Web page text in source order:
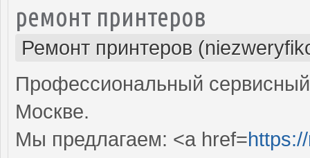
ремонт принтеров
Ремонт принтеров
Профессиональный
Москве.
Мы предлагаем: <a href=